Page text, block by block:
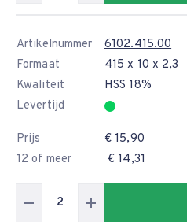
Artikelnummer
6102.415.00
Formaat
415 x 10 x 2,3
Kwaliteit
HSS 18%
Levertijd
Prijs
€ 15,90
12 of meer
€ 14,31